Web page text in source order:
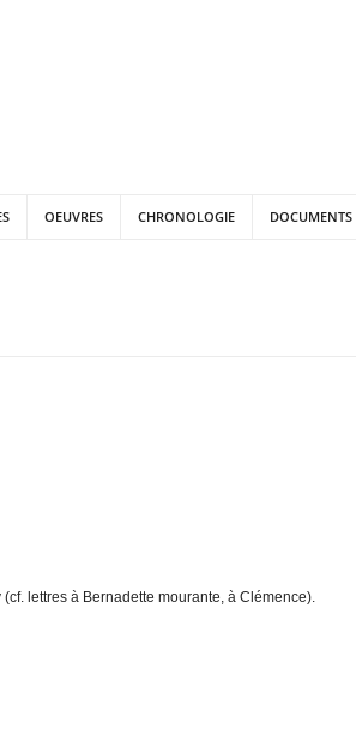
OEUVRES CHRONOLOGIE DOCUMENTS
lettres à Bernadette mourante, à Clémence).